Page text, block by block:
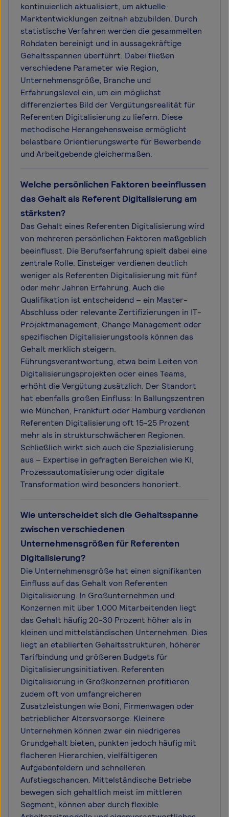
kontinuierlich aktualisiert, um aktuelle
Marktentwicklungen zeitnah abzubilden. Durch
statistische Verfahren werden die gesammelten
Rohdaten bereinigt und in aussagekräftige
Gehaltsspannen überführt. Dabei fließen
verschiedene Parameter wie Region,
Unternehmensgröße, Branche und
Erfahrungslevel ein, um ein möglichst
differenziertes Bild der Vergütungsrealität für
Referenten Digitalisierung zu liefern. Diese
methodische Herangehensweise ermöglicht
belastbare Orientierungswerte für Bewerbende
und Arbeitgebende gleichermaßen.
Welche persönlichen Faktoren beeinflussen
das Gehalt als Referent Digitalisierung am
stärksten?
Das Gehalt eines Referenten Digitalisierung wird
von mehreren persönlichen Faktoren maßgeblich
beeinflusst. Die Berufserfahrung spielt dabei eine
zentrale Rolle: Einsteiger verdienen deutlich
weniger als Referenten Digitalisierung mit fünf
oder mehr Jahren Erfahrung. Auch die
Qualifikation ist entscheidend – ein Master-
Abschluss oder relevante Zertifizierungen in IT-
Projektmanagement, Change Management oder
spezifischen Digitalisierungstools können das
Gehalt merklich steigern.
Führungsverantwortung, etwa beim Leiten von
Digitalisierungsprojekten oder eines Teams,
erhöht die Vergütung zusätzlich. Der Standort
hat ebenfalls großen Einfluss: In Ballungszentren
wie München, Frankfurt oder Hamburg verdienen
Referenten Digitalisierung oft 15-25 Prozent
mehr als in strukturschwächeren Regionen.
Schließlich wirkt sich auch die Spezialisierung
aus – Expertise in gefragten Bereichen wie KI,
Prozessautomatisierung oder digitale
Transformation wird besonders honoriert.
Wie unterscheidet sich die Gehaltsspanne
zwischen verschiedenen
Unternehmensgrößen für Referenten
Digitalisierung?
Die Unternehmensgröße hat einen signifikanten
Einfluss auf das Gehalt von Referenten
Digitalisierung. In Großunternehmen und
Konzernen mit über 1.000 Mitarbeitenden liegt
das Gehalt häufig 20-30 Prozent höher als in
kleinen und mittelständischen Unternehmen. Dies
liegt an etablierten Gehaltsstrukturen, höherer
Tarifbindung und größeren Budgets für
Digitalisierungsinitiativen. Referenten
Digitalisierung in Großkonzernen profitieren
zudem oft von umfangreicheren
Zusatzleistungen wie Boni, Firmenwagen oder
betrieblicher Altersvorsorge. Kleinere
Unternehmen können zwar ein niedrigeres
Grundgehalt bieten, punkten jedoch häufig mit
flacheren Hierarchien, vielfältigeren
Aufgabenfeldern und schnelleren
Aufstiegschancen. Mittelständische Betriebe
bewegen sich gehaltlich meist im mittleren
Segment, können aber durch flexible